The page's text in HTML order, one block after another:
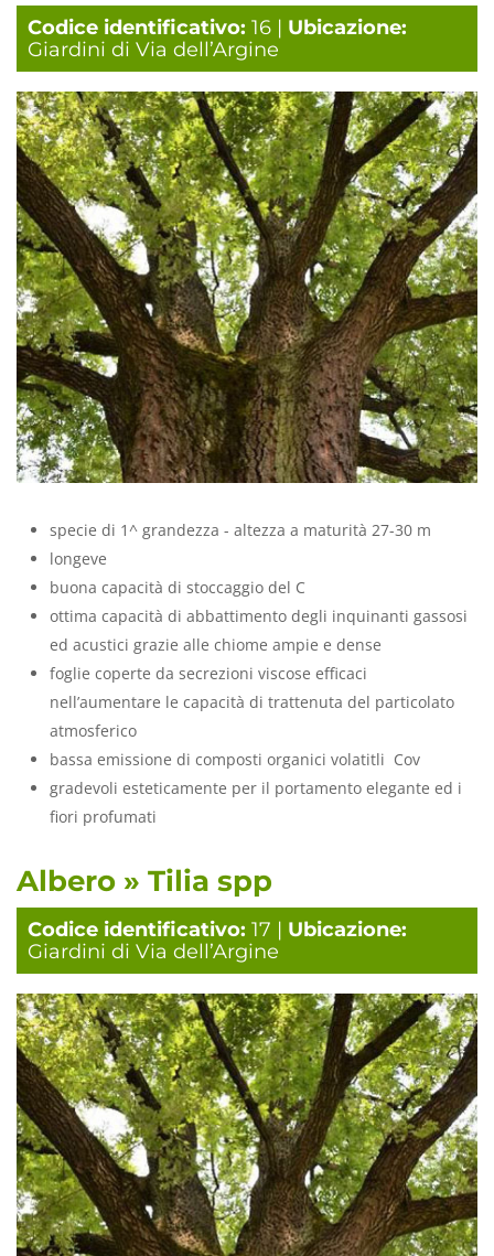
Codice identificativo: 16 | Ubicazione:
Giardini di Via dell’Argine
specie di 1^ grandezza - altezza a maturità 27-30 m
longeve
buona capacità di stoccaggio del C
ottima capacità di abbattimento degli inquinanti gassosi
ed acustici grazie alle chiome ampie e dense
foglie coperte da secrezioni viscose efficaci
nell’aumentare le capacità di trattenuta del particolato
atmosferico
bassa emissione di composti organici volatitli Cov
gradevoli esteticamente per il portamento elegante ed i
fiori profumati
Albero » Tilia spp
Codice identificativo: 17 | Ubicazione:
Giardini di Via dell’Argine